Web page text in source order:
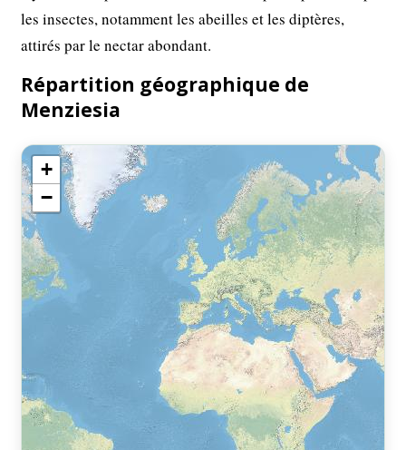
les insectes, notamment les abeilles et les diptères,
attirés par le nectar abondant.
Répartition géographique de
Menziesia
+
−